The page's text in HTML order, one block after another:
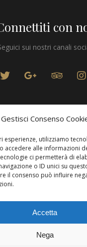
Gestisci Consenso
esperienze, utilizziamo
accedere alle informazioni
ci permetterà di
o ID unici su
il consenso può influire
Accetta
Nega
con
sui nostri canali
Privacy
Resolvis Marketing &
& Resorts Srl - Partita